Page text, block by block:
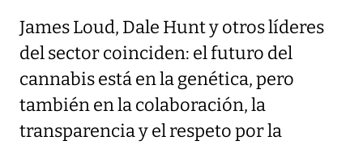
James Loud, Dale Hunt y otros líderes
del sector coinciden: el futuro del
cannabis está en la genética, pero
también en la colaboración, la
transparencia y el respeto por la